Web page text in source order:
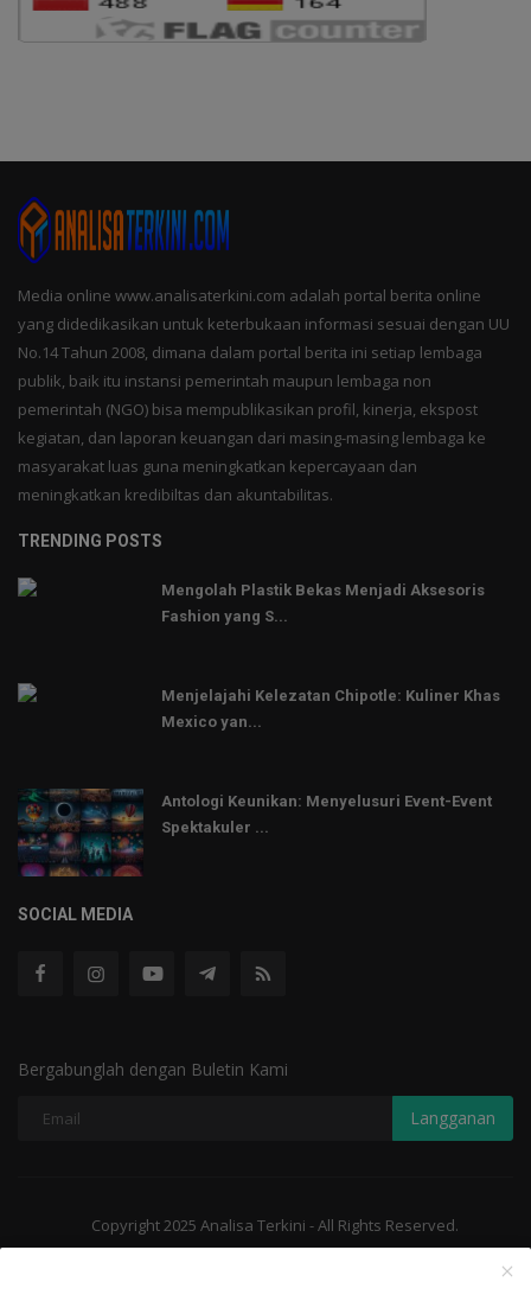
Media online www.analisaterkini.com adalah portal berita online
yang didedikasikan untuk keterbukaan informasi sesuai dengan UU
No.14 Tahun 2008, dimana dalam portal berita ini setiap lembaga
publik, baik itu instansi pemerintah maupun lembaga non
pemerintah (NGO) bisa mempublikasikan profil, kinerja, ekspost
kegiatan, dan laporan keuangan dari masing-masing lembaga ke
masyarakat luas guna meningkatkan kepercayaan dan
meningkatkan kredibiltas dan akuntabilitas.
TRENDING POSTS
Mengolah Plastik Bekas Menjadi Aksesoris
Fashion yang S...
Menjelajahi Kelezatan Chipotle: Kuliner Khas
Mexico yan...
Antologi Keunikan: Menyelusuri Event-Event
Spektakuler ...
SOCIAL MEDIA
Bergabunglah dengan Buletin Kami
Langganan
Copyright 2025 Analisa Terkini - All Rights Reserved.